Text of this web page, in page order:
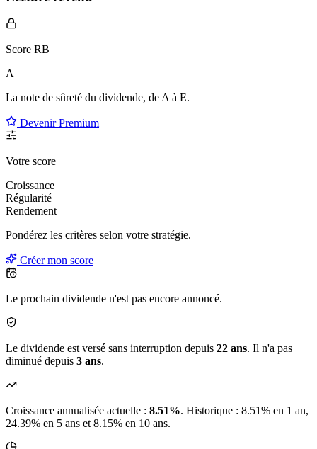
Score RB
A
La note de sûreté du dividende, de A à E.
Devenir Premium
Votre score
Croissance
Régularité
Rendement
Pondérez les critères selon votre stratégie.
Créer mon score
Le prochain dividende n'est pas encore annoncé.
Le dividende est versé sans interruption depuis 22 ans. Il n'a pas
diminué depuis 3 ans.
Croissance annualisée actuelle : 8.51%. Historique : 8.51% en 1 an,
24.39% en 5 ans et 8.15% en 10 ans.